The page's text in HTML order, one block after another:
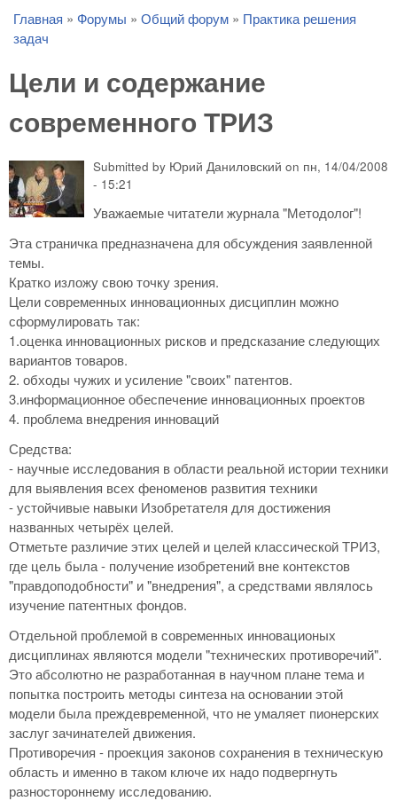
You are here
Главная » Форумы » Общий форум » Практика решения
задач
Цели и содержание
современного ТРИЗ
Submitted by Юрий Даниловский on пн, 14/04/2008
- 15:21
Уважаемые читатели журнала "Методолог"!
Эта страничка предназначена для обсуждения заявленной
темы.
Кратко изложу свою точку зрения.
Цели современных инновационных дисциплин можно
сформулировать так:
1.оценка инновационных рисков и предсказание следующих
вариантов товаров.
2. обходы чужих и усиление "своих" патентов.
3.информационное обеспечение инновационных проектов
4. проблема внедрения инноваций
Средства:
- научные исследования в области реальной истории техники
для выявления всех феноменов развития техники
- устойчивые навыки Изобретателя для достижения
названных четырёх целей.
Отметьте различие этих целей и целей классической ТРИЗ,
где цель была - получение изобретений вне контекстов
"правдоподобности" и "внедрения", а средствами являлось
изучение патентных фондов.
Отдельной проблемой в современных инновационых
дисциплинах являются модели "технических противоречий".
Это абсолютно не разработанная в научном плане тема и
попытка построить методы синтеза на основании этой
модели была преждевременной, что не умаляет пионерских
заслуг зачинателей движения.
Противоречия - проекция законов сохранения в техническую
область и именно в таком ключе их надо подвергнуть
разностороннему исследованию.